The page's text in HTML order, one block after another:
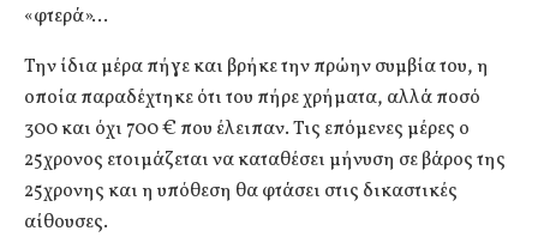
«φτερά»…
Την ίδια μέρα πήγε και βρήκε την πρώην συμβία του, η
οποία παραδέχτηκε ότι του πήρε χρήματα, αλλά ποσό
300 και όχι 700 € που έλειπαν. Τις επόμενες μέρες ο
25χρονος ετοιμάζεται να καταθέσει μήνυση σε βάρος της
25χρονης και η υπόθεση θα φτάσει στις δικαστικές
αίθουσες.